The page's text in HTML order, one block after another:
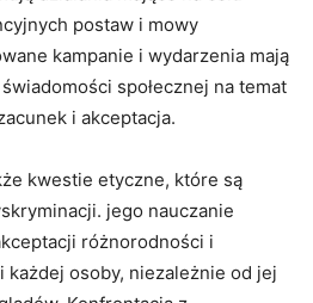
postaw i mowy
kampanie i wydarzenia ⁣mają
społecznej na ⁢temat
i ‍akceptacja.
kwestie etyczne, które są
jego nauczanie
różnorodności i
każdej osoby, niezależnie od jej